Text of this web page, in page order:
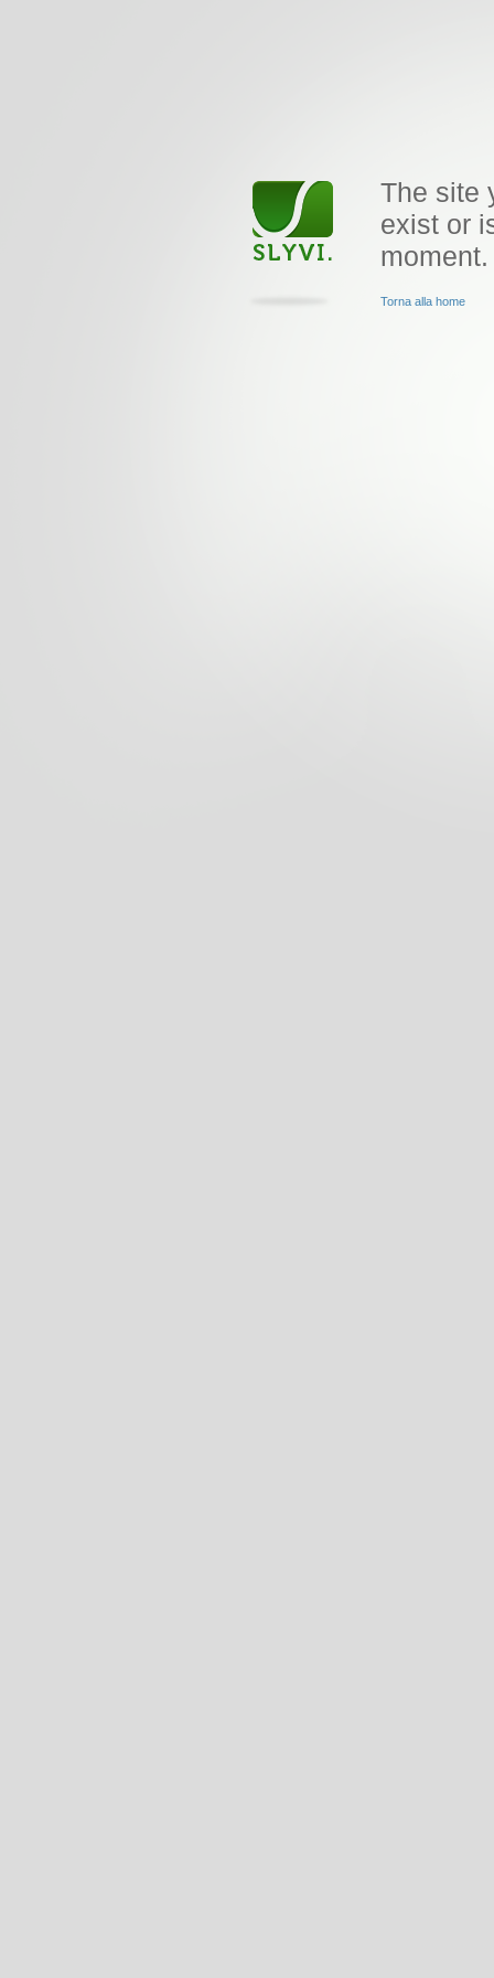
The site
exist or
moment.
Torna alla home